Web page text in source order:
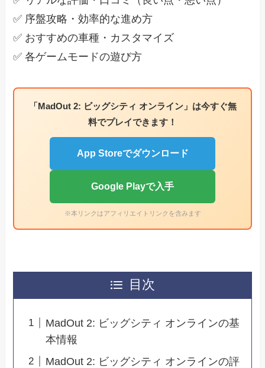
✅ 序盤攻略・効率的な進め方
✅ おすすめの車種・カスタマイズ
✅ 各ゲームモードの遊び方
「MadOut 2: ビッグシティ オンライン」は今すぐ無
料でプレイできます！
App Storeでダウンロード
Google Playで入手
※本リンクはアフィリエイトリンクを含みます
目次
MadOut 2: ビッグシティ オンラインの基
本情報
MadOut 2: ビッグシティ オンラインの評